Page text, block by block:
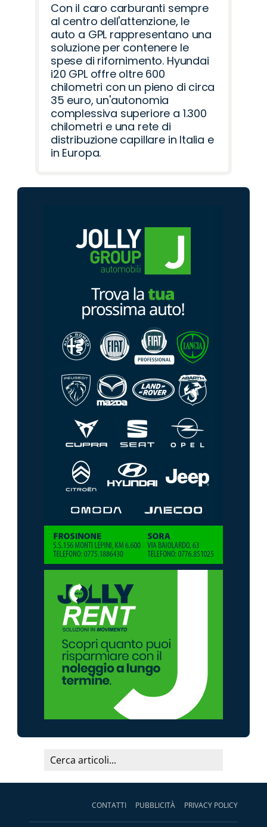
Con il caro carburanti sempre
al centro dell'attenzione, le
auto a GPL rappresentano una
soluzione per contenere le
spese di rifornimento. Hyundai
i20 GPL offre oltre 600
chilometri con un pieno di circa
35 euro, un'autonomia
complessiva superiore a 1.300
chilometri e una rete di
distribuzione capillare in Italia e
in Europa.
CONTATTI PUBBLICITÀ PRIVACY POLICY